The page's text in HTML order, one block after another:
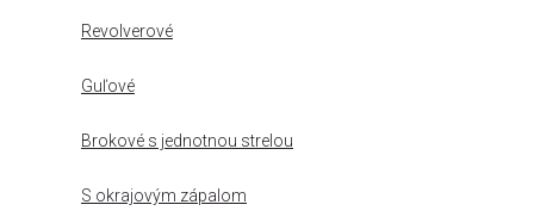
Revolverové
Guľové
Brokové s jednotnou strelou
S okrajovým zápalom